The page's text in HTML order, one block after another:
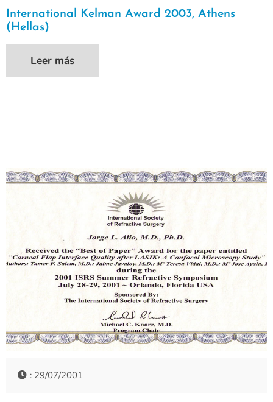
International Kelman Award 2003, Athens
(Hellas)
Leer más
: 29/07/2001